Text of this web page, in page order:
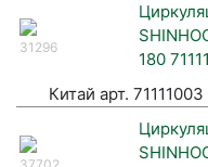
31296
180
Китай арт. 71111003